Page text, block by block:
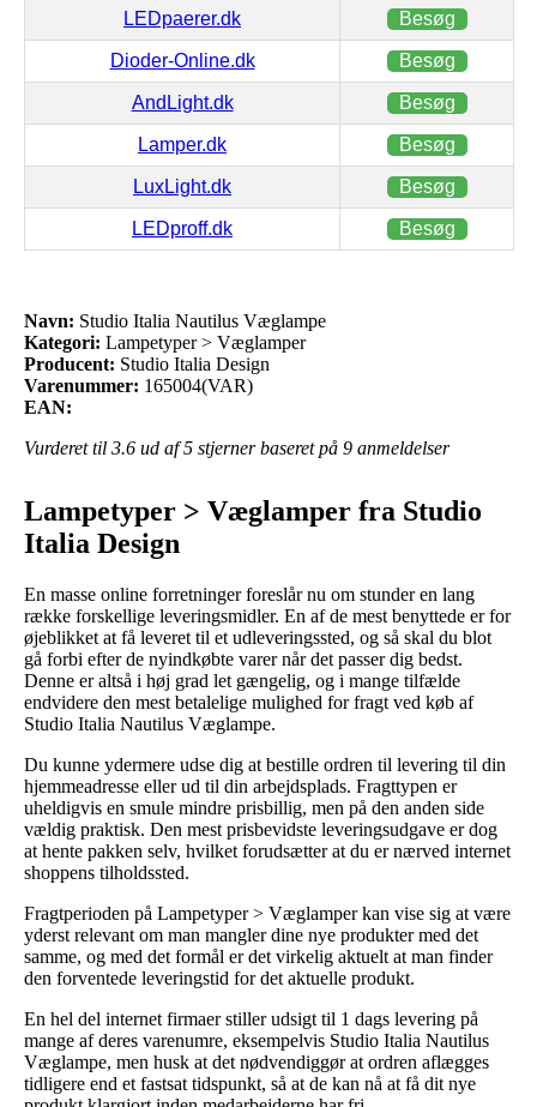
LEDpaerer.dk Besøg
Dioder-Online.dk Besøg
AndLight.dk Besøg
Lamper.dk Besøg
LuxLight.dk Besøg
LEDproff.dk Besøg
Navn: Studio Italia Nautilus Væglampe
Kategori: Lampetyper > Væglamper
Producent: Studio Italia Design
Varenummer: 165004(VAR)
EAN:
Vurderet til 3.6 ud af 5 stjerner baseret på 9 anmeldelser
Lampetyper > Væglamper fra Studio
Italia Design
En masse online forretninger foreslår nu om stunder en lang
række forskellige leveringsmidler. En af de mest benyttede er for
øjeblikket at få leveret til et udleveringssted, og så skal du blot
gå forbi efter de nyindkøbte varer når det passer dig bedst.
Denne er altså i høj grad let gængelig, og i mange tilfælde
endvidere den mest betalelige mulighed for fragt ved køb af
Studio Italia Nautilus Væglampe.
Du kunne ydermere udse dig at bestille ordren til levering til din
hjemmeadresse eller ud til din arbejdsplads. Fragttypen er
uheldigvis en smule mindre prisbillig, men på den anden side
vældig praktisk. Den mest prisbevidste leveringsudgave er dog
at hente pakken selv, hvilket forudsætter at du er nærved internet
shoppens tilholdssted.
Fragtperioden på Lampetyper > Væglamper kan vise sig at være
yderst relevant om man mangler dine nye produkter med det
samme, og med det formål er det virkelig aktuelt at man finder
den forventede leveringstid for det aktuelle produkt.
En hel del internet firmaer stiller udsigt til 1 dags levering på
mange af deres varenumre, eksempelvis Studio Italia Nautilus
Væglampe, men husk at det nødvendiggør at ordren aflægges
tidligere end et fastsat tidspunkt, så at de kan nå at få dit nye